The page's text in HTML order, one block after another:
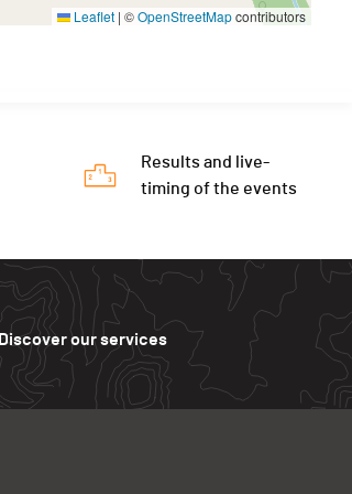
Leaflet | ©OpenStreetMapcontributors
Results and live-
timing of the events
Discover our services